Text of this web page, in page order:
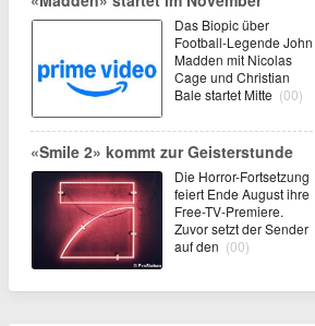
Das Biopic über
Football-Legende John
Madden mit Nicolas
Cage und Christian
Bale startet Mitte (00)
«Smile 2» kommt zur Geisterstunde
Die Horror-Fortsetzung
feiert Ende August ihre
Free-TV-Premiere.
Zuvor setzt der Sender
auf den (00)